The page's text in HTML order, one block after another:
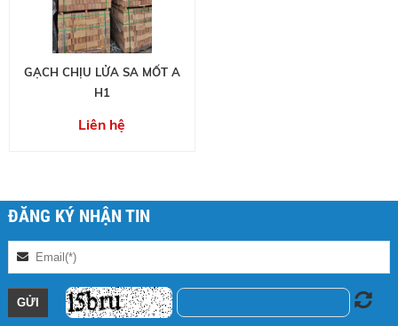
GẠCH CHỊU LỬA SA MỐT A
H1
Liên hệ
ĐĂNG KÝ NHẬN TIN